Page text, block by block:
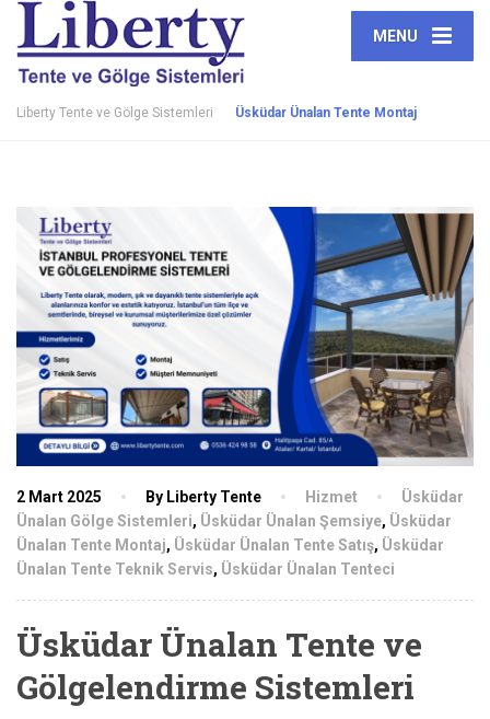
MENU
Liberty Tente ve Gölge Sistemleri Üsküdar Ünalan Tente Montaj
2 Mart 2025 By Liberty Tente Hizmet
Üsküdar
Ünalan Gölge Sistemleri, Üsküdar Ünalan Şemsiye, Üsküdar
Ünalan Tente Montaj, Üsküdar Ünalan Tente Satış, Üsküdar
Ünalan Tente Teknik Servis, Üsküdar Ünalan Tenteci
Üsküdar Ünalan Tente ve
Gölgelendirme Sistemleri